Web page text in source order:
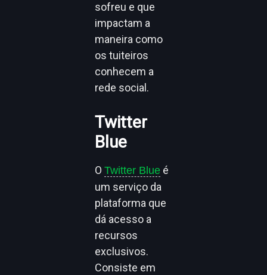
sofreu e que
impactam a
maneira como
os tuiteiros
conhecem a
rede social.
Twitter
Blue
OTwitter Blue é
um serviço da
plataforma que
dá acesso a
recursos
exclusivos.
Consiste em